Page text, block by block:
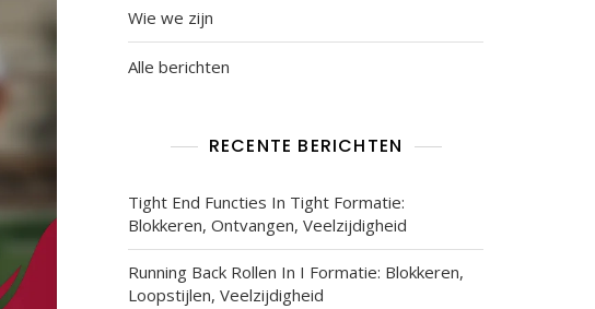
Wie we zijn
Alle berichten
RECENTE BERICHTEN
Tight End Functies In Tight Formatie:
Blokkeren, Ontvangen, Veelzijdigheid
Running Back Rollen In I Formatie: Blokkeren,
Loopstijlen, Veelzijdigheid